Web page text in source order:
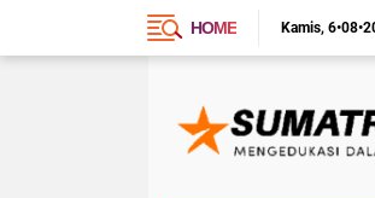
HOME Kamis